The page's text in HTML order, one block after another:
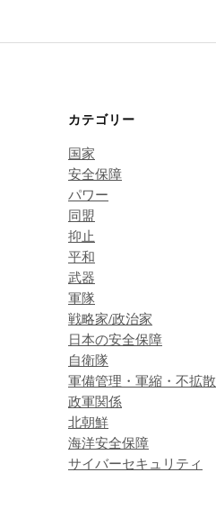
カテゴリー
国家
安全保障
パワー
同盟
抑止
平和
武器
軍隊
戦略家/政治家
日本の安全保障
自衛隊
軍備管理・軍縮・不拡散
政軍関係
北朝鮮
海洋安全保障
サイバーセキュリティ